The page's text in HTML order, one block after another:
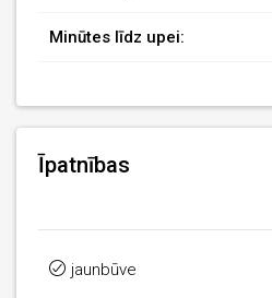
Minūtes līdz upei:
Īpatnības
jaunbūve